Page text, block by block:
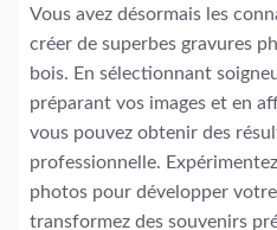
Vous avez désormais les
créer de superbes gravures
bois. En sélectionnant
préparant vos images et en
vous pouvez obtenir des
professionnelle.
photos pour développer
transformez des souvenirs